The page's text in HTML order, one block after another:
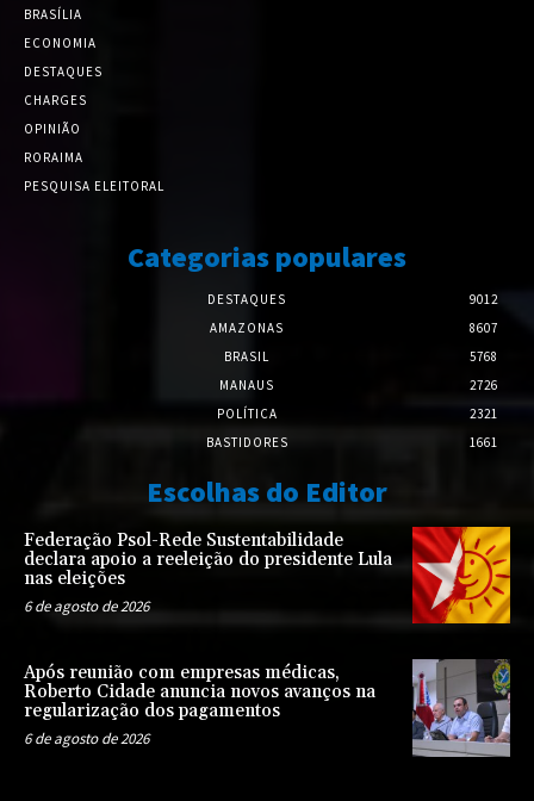
BRASÍLIA
ECONOMIA
DESTAQUES
CHARGES
OPINIÃO
RORAIMA
PESQUISA ELEITORAL
Categorias populares
DESTAQUES
9012
AMAZONAS
8607
BRASIL
5768
MANAUS
2726
POLÍTICA
2321
BASTIDORES
1661
Escolhas do Editor
Federação Psol-Rede Sustentabilidade
declara apoio a reeleição do presidente Lula
nas eleições
6 de agosto de 2026
Após reunião com empresas médicas,
Roberto Cidade anuncia novos avanços na
regularização dos pagamentos
6 de agosto de 2026